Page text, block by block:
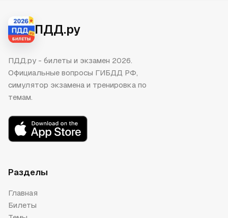
ПДД.ру
ПДД.ру - билеты и экзамен 2026.
Официальные вопросы ГИБДД РФ,
симулятор экзамена и тренировка по
темам.
Разделы
Главная
Билеты